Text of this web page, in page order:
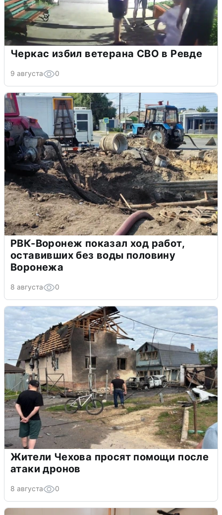
Черкас избил ветерана СВО в Ревде
9 августа 0
РВК-Воронеж показал ход работ,
оставивших без воды половину
Воронежа
8 августа 0
Жители Чехова просят помощи после
атаки дронов
8 августа 0